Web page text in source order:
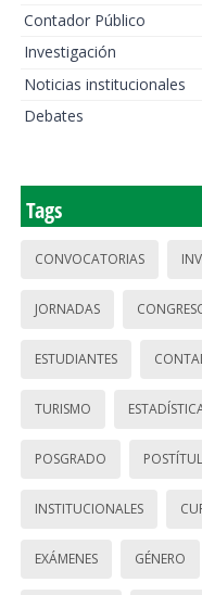
Contador Público
Investigación
Noticias institucionales
Debates
Tags
CONVOCATORIAS
JORNADAS
ESTUDIANTES
TURISMO
POSGRADO
INSTITUCIONALES
EXÁMENES GÉNERO